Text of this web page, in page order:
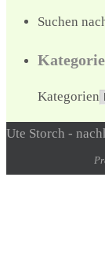
Suchen
Kategorien
Ute Storch -